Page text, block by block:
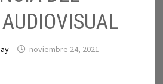
noviembre 24, 2021